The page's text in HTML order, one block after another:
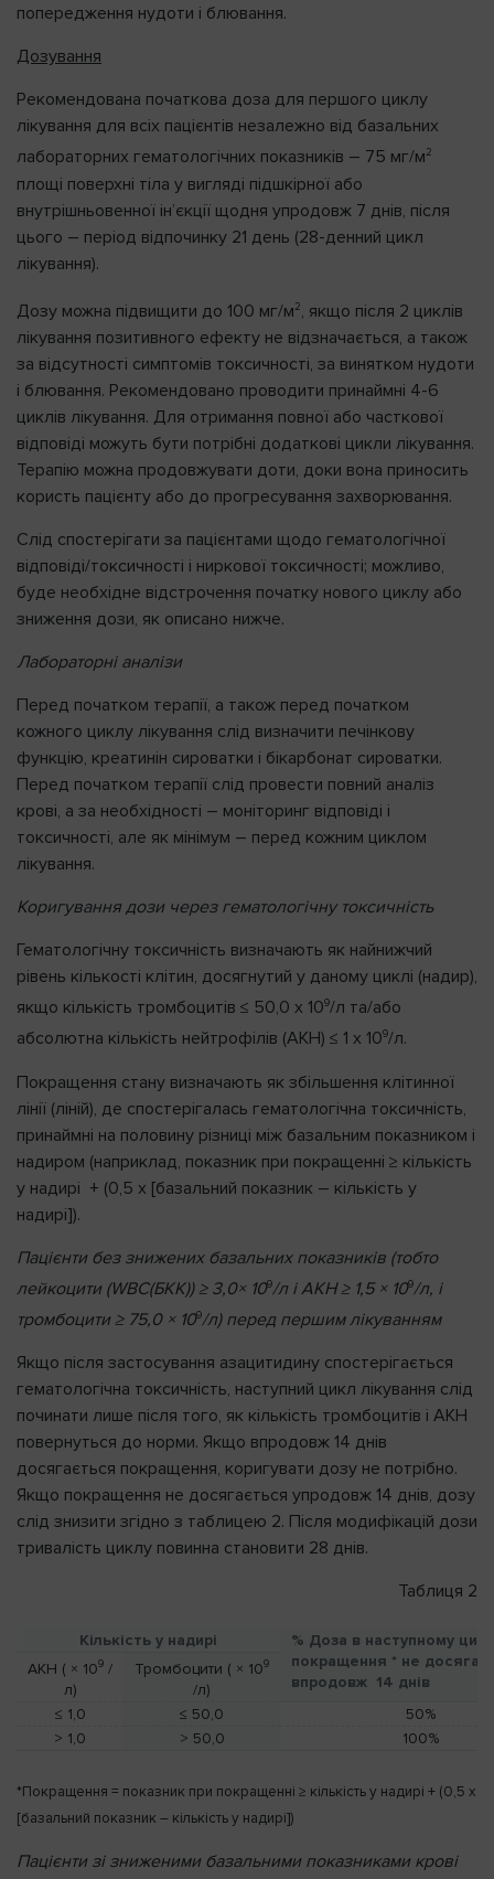
попередження нудоти і блювання.
Дозування
Рекомендована початкова доза для першого циклу
лікування для всіх пацієнтів незалежно від базальних
лабораторних гематологічних показників – 75 мг/м2
площі поверхні тіла у вигляді підшкірної або
внутрішньовенної ін’єкції щодня упродовж 7 днів, після
цього – період відпочинку 21 день (28-денний цикл
лікування).
Дозу можна підвищити до 100 мг/м2, якщо після 2 циклів
лікування позитивного ефекту не відзначається, а також
за відсутності симптомів токсичності, за винятком нудоти
і блювання. Рекомендовано проводити принаймні 4-6
циклів лікування. Для отримання повної або часткової
відповіді можуть бути потрібні додаткові цикли лікування.
Терапію можна продовжувати доти, доки вона приносить
користь пацієнту або до прогресування захворювання.
Слід спостерігати за пацієнтами щодо гематологічної
відповіді/токсичності і ниркової токсичності; можливо,
буде необхідне відстрочення початку нового циклу або
зниження дози, як описано нижче.
Лабораторні аналізи
Перед початком терапії, а також перед початком
кожного циклу лікування слід визначити печінкову
функцію, креатинін сироватки і бікарбонат сироватки.
Перед початком терапії слід провести повний аналіз
крові, а за необхідності – моніторинг відповіді і
токсичності, але як мінімум – перед кожним циклом
лікування.
Коригування дози через гематологічну токсичність
Гематологічну токсичність визначають як найнижчий
рівень кількості клітин, досягнутий у даному циклі (надир),
якщо кількість тромбоцитів ≤ 50,0 x 109/л та/або
абсолютна кількість нейтрофілів (АКН) ≤ 1 x 109/л.
Покращення стану визначають як збільшення клітинної
лінії (ліній), де спостерігалась гематологічна токсичність,
принаймні на половину різниці між базальним показником і
надиром (наприклад, показник при покращенні ≥ кількість
у надирі + (0,5 x [базальний показник – кількість у
надирі]).
Пацієнти без знижених базальних показників (тобто
лейкоцити (WBC(БКК)) ≥ 3,0× 109/л і АКН ≥ 1,5 × 109/л, і
тромбоцити ≥ 75,0 × 109/л) перед першим лікуванням
Якщо після застосування азацитидину спостерігається
гематологічна токсичність, наступний цикл лікування слід
починати лише після того, як кількість тромбоцитів і АКН
повернуться до норми. Якщо впродовж 14 днів
досягається покращення, коригувати дозу не потрібно.
Якщо покращення не досягається упродовж 14 днів, дозу
слід знизити згідно з таблицею 2. Після модифікацій дози
тривалість циклу повинна становити 28 днів.
Таблиця 2
Кількість у надирі
% Доза в наступному
покращення * не
впродовж 14 днів
АКН ( × 109 /
л)
Тромбоцити ( × 109
/л)
≤ 1,0
≤ 50,0
50%
> 1,0
> 50,0 100%
*Покращення = показник при покращенні ≥ кількість у надирі + (0,5 x
[базальний показник – кількість у надирі])
Пацієнти зі зниженими базальними показниками крові